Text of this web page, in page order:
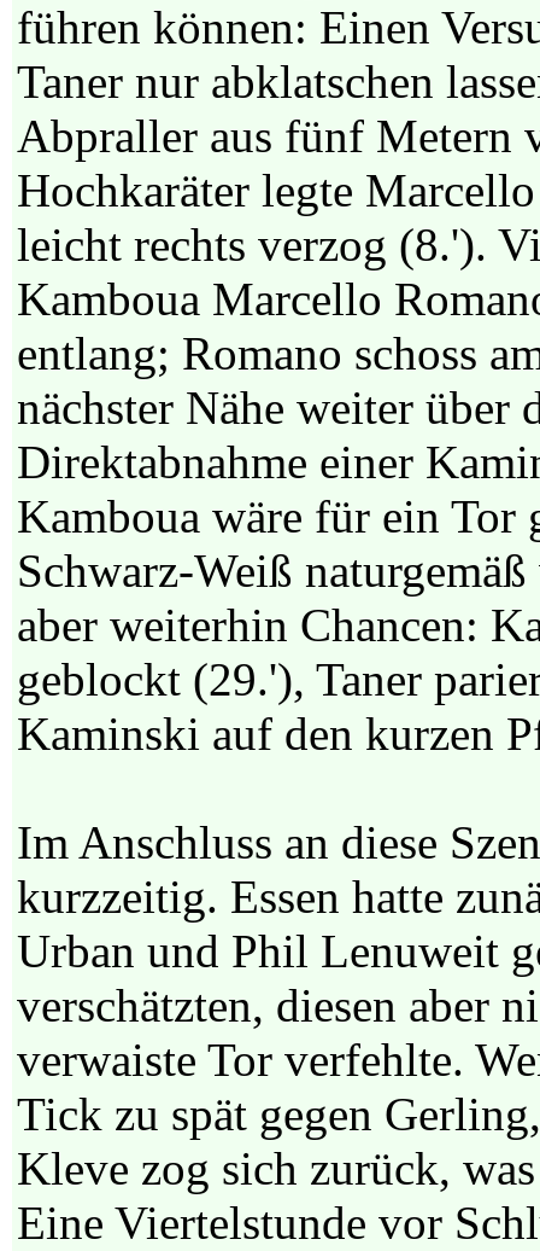
führen können: Einen
Taner nur abklatschen
Abpraller aus fünf Metern
Hochkaräter legte
leicht rechts verzog (8.').
Kamboua Marcello
entlang; Romano schoss
nächster Nähe weiter über
Direktabnahme einer
Kamboua wäre für ein Tor
Schwarz-Weiß
aber weiterhin Chancen:
geblockt (29.'), Taner
Kaminski auf den kurzen
Im Anschluss an diese
kurzzeitig. Essen hatte
Urban und Phil Lenuweit
verschätzten, diesen aber
verwaiste Tor verfehlte.
Tick zu spät gegen
Kleve zog sich zurück,
Eine Viertelstunde vor